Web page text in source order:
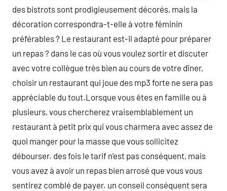
des bistrots sont prodigieusement décorés, mais la
décoration correspondra-t-elle à votre féminin
préférables ? Le restaurant est-il adapté pour préparer
un repas ? dans le cas où vous voulez sortir et discuter
avec votre collègue très bien au cours de votre dîner,
choisir un restaurant qui joue des mp3 forte ne sera pas
appréciable du tout.Lorsque vous êtes en famille ou à
plusieurs, vous chercherez vraisemblablement un
restaurant à petit prix qui vous charmera avec assez de
quoi manger pour la masse que vous sollicitez
débourser. des fois le tarif n’est pas conséquent, mais
vous avez à avoir un repas bien arrosé que vous vous
sentirez comblé de payer. un conseil conséquent sera